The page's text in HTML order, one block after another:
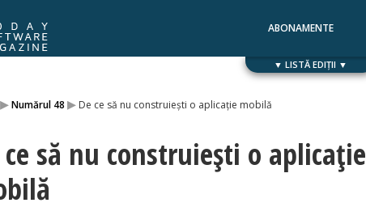
ABONAMENTE
▼ LISTĂ EDIȚII ▼
▸Numărul 48 ▸ De ce să nu construiești o aplicație mobilă
ce să nu construiești o aplicație